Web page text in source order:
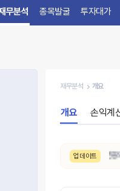
무분석 종목발굴 투자대가
재무분석 개요
개요 손익계
업데이트
매우약함 → 약함으로 변동되었